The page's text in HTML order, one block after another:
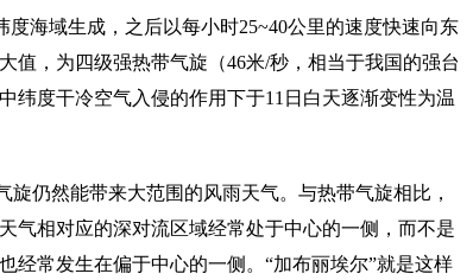
海域生成，之后以每小时25~40公里的速度快速向东
值，为四级强热带气旋（46米/秒，相当于我国的强台
纬度干冷空气入侵的作用下于11日白天逐渐变性为温
仍然能带来大范围的风雨天气。与热带气旋相比，
气相对应的深对流区域经常处于中心的一侧，而不是
经常发生在偏于中心的一侧。“加布丽埃尔”就是这样